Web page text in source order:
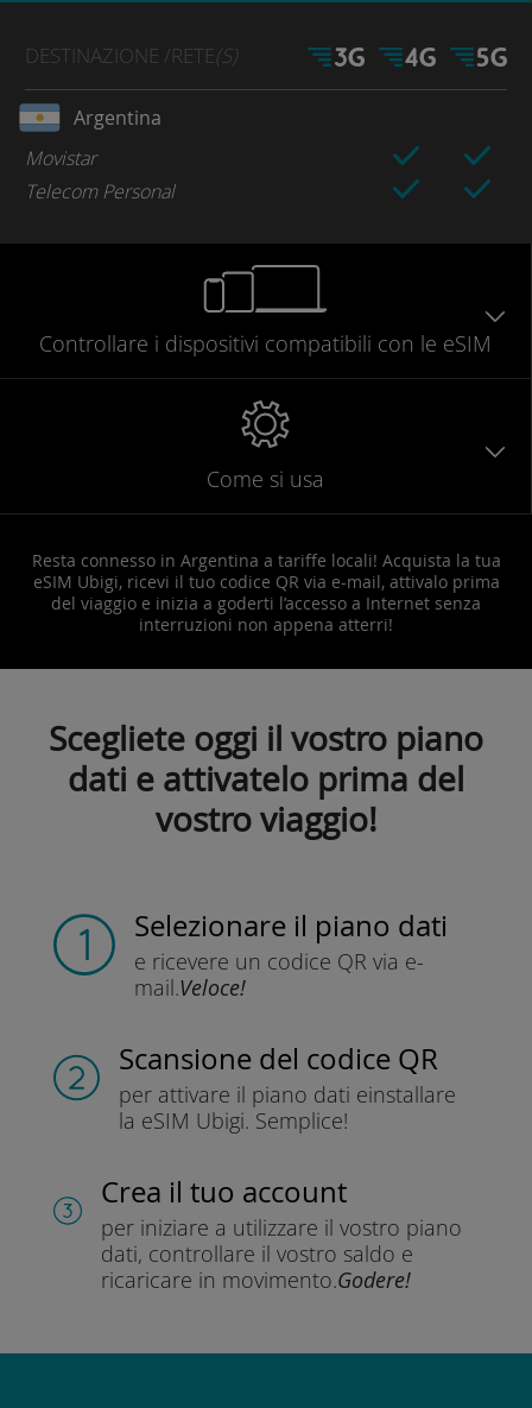
DESTINAZIONE /RETE(S)
Argentina
Movistar
Telecom Personal
Controllare i dispositivi compatibili con le eSIM
Come si usa
Resta connesso in Argentina a tariffe locali! Acquista la tua
eSIM Ubigi, ricevi il tuo codice QR via e-mail, attivalo prima
del viaggio e inizia a goderti l’accesso a Internet senza
interruzioni non appena atterri!
Scegliete oggi il vostro piano
dati e attivatelo prima del
vostro viaggio!
Selezionare il piano dati
e ricevere un codice QR via e-
mail.Veloce!
Scansione del codice QR
per attivare il piano dati einstallare
la eSIM Ubigi. Semplice!
Crea il tuo account
per iniziare a utilizzare il vostro piano
dati, controllare il vostro saldo e
ricaricare in movimento.Godere!